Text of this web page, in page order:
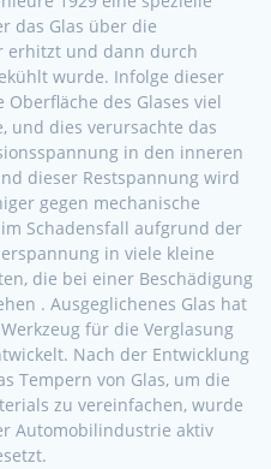
das Glas über die
erhitzt und dann durch
wurde. Infolge dieser
des Glases viel
und dies verursachte das
in den inneren
dieser Restspannung wird
gegen mechanische
Schadensfall aufgrund der
in viele kleine
die bei einer Beschädigung
. Ausgeglichenes Glas hat
für die Verglasung
Nach der Entwicklung
Tempern von Glas, um die
zu vereinfachen, wurde
Automobilindustrie aktiv